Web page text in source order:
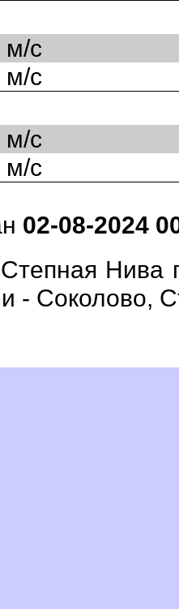
с
с
с
с
02-08-2024
Нива
- Соколово,